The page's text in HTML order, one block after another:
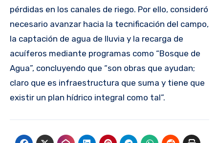
pérdidas en los canales de riego. Por ello, consideró
necesario avanzar hacia la tecnificación del campo,
la captación de agua de lluvia y la recarga de
acuíferos mediante programas como “Bosque de
Agua”, concluyendo que “son obras que ayudan;
claro que es infraestructura que suma y tiene que
existir un plan hídrico integral como tal”.